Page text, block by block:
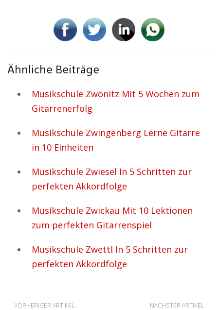
Ähnliche Beiträge
Musikschule Zwönitz Mit 5 Wochen zum
Gitarrenerfolg
Musikschule Zwingenberg Lerne Gitarre
in 10 Einheiten
Musikschule Zwiesel In 5 Schritten zur
perfekten Akkordfolge
Musikschule Zwickau Mit 10 Lektionen
zum perfekten Gitarrenspiel
Musikschule Zwettl In 5 Schritten zur
perfekten Akkordfolge
VORHERIGER ARTIKEL NÄCHSTER ARTIKEL